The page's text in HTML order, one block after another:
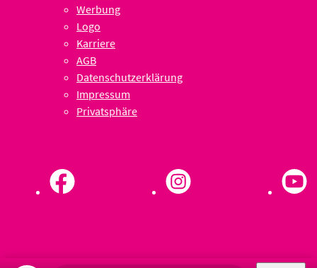
Werbung
Logo
Karriere
AGB
Datenschutzerklärung
Impressum
Privatsphäre